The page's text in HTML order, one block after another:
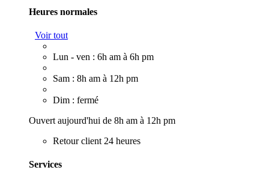
Heures normales
Voir tout
Lun - ven : 6h am à 6h pm
Sam : 8h am à 12h pm
Dim : fermé
Ouvert aujourd'hui de 8h am à 12h pm
Retour client 24 heures
Services